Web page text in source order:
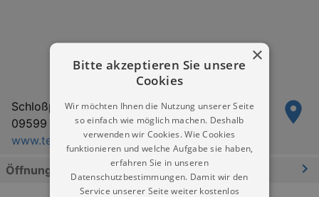
Schloßplatz 3
09599 Freiberg
www.terra-mineralia.de
Öffnungszeiten
×
Bitte akzeptieren Sie unsere
Cookies
Wir möchten Ihnen die Nutzung unserer Seite
so einfach wie möglich machen. Deshalb
verwenden wir Cookies. Wie Cookies
funktionieren und welche Aufgabe sie haben,
erfahren Sie in unseren
Datenschutzbestimmungen. Damit wir den
Service unserer Seite weiter kostenlos